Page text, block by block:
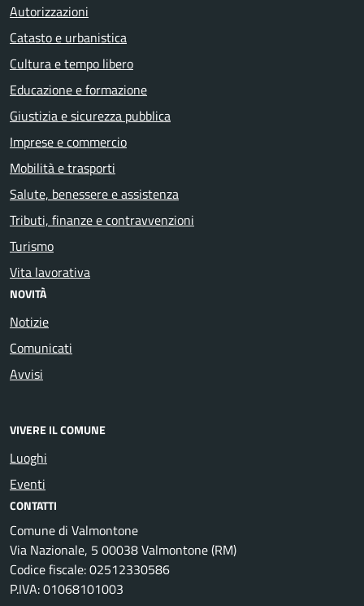
Autorizzazioni
Catasto e urbanistica
Cultura e tempo libero
Educazione e formazione
Giustizia e sicurezza pubblica
Imprese e commercio
Mobilità e trasporti
Salute, benessere e assistenza
Tributi, finanze e contravvenzioni
Turismo
Vita lavorativa
NOVITÀ
Notizie
Comunicati
Avvisi
VIVERE IL COMUNE
Luoghi
Eventi
CONTATTI
Comune di Valmontone
Via Nazionale, 5 00038 Valmontone (RM)
Codice fiscale: 02512330586
P.IVA: 01068101003